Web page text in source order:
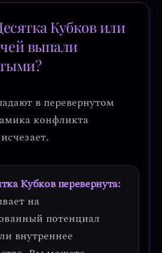
Кубков или
выпали
в перевернутом
конфликта
Кубков перевернута:
на
потенциал
внутреннее